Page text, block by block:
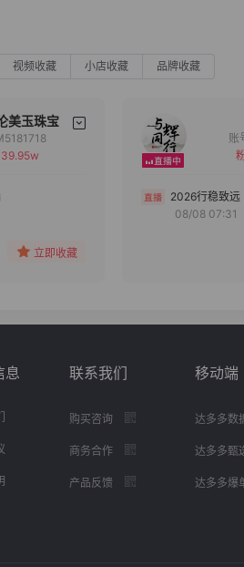
视频收藏 小店收藏 品牌收藏
美玉珠宝
注
组
号 M5181718
立即收藏
2026行稳致远
08/08 07:31
息 联系我们
购买咨询
商务合作
产品反馈
移动端
达多多数
达多多甄
达多多爆